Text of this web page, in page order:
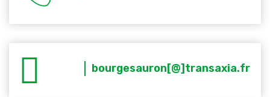
bourgesauron[@]transaxia.fr